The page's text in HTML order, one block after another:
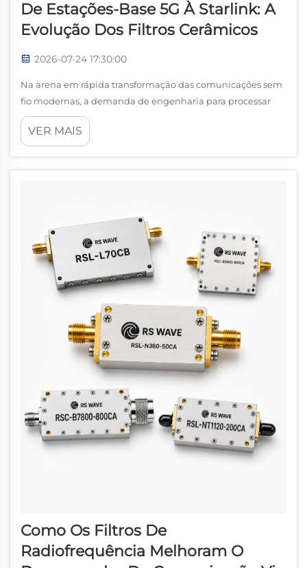
De Estações-Base 5G À Starlink: A
Evolução Dos Filtros Cerâmicos
2026-07-24 17:30:00
Na arena em rápida transformação das comunicações sem
fio modernas, a demanda de engenharia para processar
sinais eletromagnéticos de alta frequência atingiu níveis
sem precedentes. Para compreender esse progresso
VER MAIS
Como Os Filtros De
Radiofrequência Melhoram O